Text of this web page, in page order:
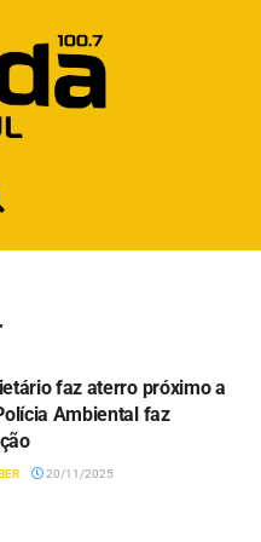
faz aterro próximo a
Ambiental faz
20/11/2025